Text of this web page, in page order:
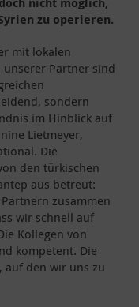
zu operieren.
mit lokalen
unserer Partner sind
sondern
im Hinblick auf
Lietmeyer,
Die
den türkischen
aus betreut:
zusammen
wir schnell auf
Kollegen von
kompetent. Die
auf den wir uns zu